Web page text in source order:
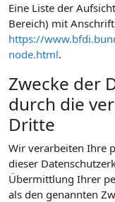
Eine Liste der
Bereich) mit
https://
node.html.
Zwecke der
durch die
Dritte
Wir verarbeiten Ihre
dieser
Übermittlung Ihrer
als den genannten